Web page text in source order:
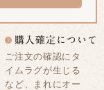
ご注文の確認にタ
イムラグが生じる
など、まれにオー